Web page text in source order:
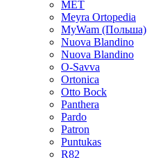
MET
Meyra Ortopedia
MyWam (Польша)
Nuova Blandino
Nuova Blandino
O-Savva
Ortonica
Otto Bock
Panthera
Pardo
Patron
Puntukas
R82